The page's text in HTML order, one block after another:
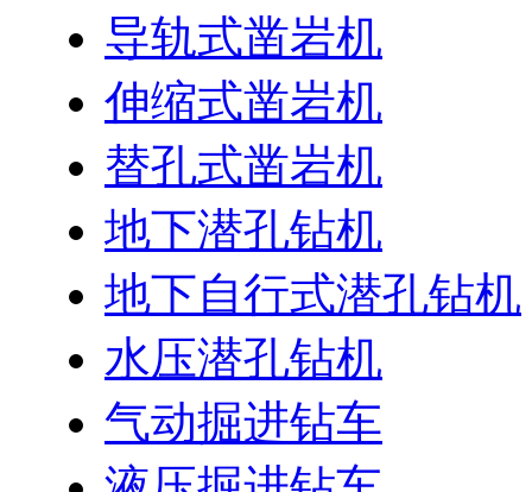
导轨式凿岩机
伸缩式凿岩机
替孔式凿岩机
地下潜孔钻机
地下自行式潜孔钻机
水压潜孔钻机
气动掘进钻车